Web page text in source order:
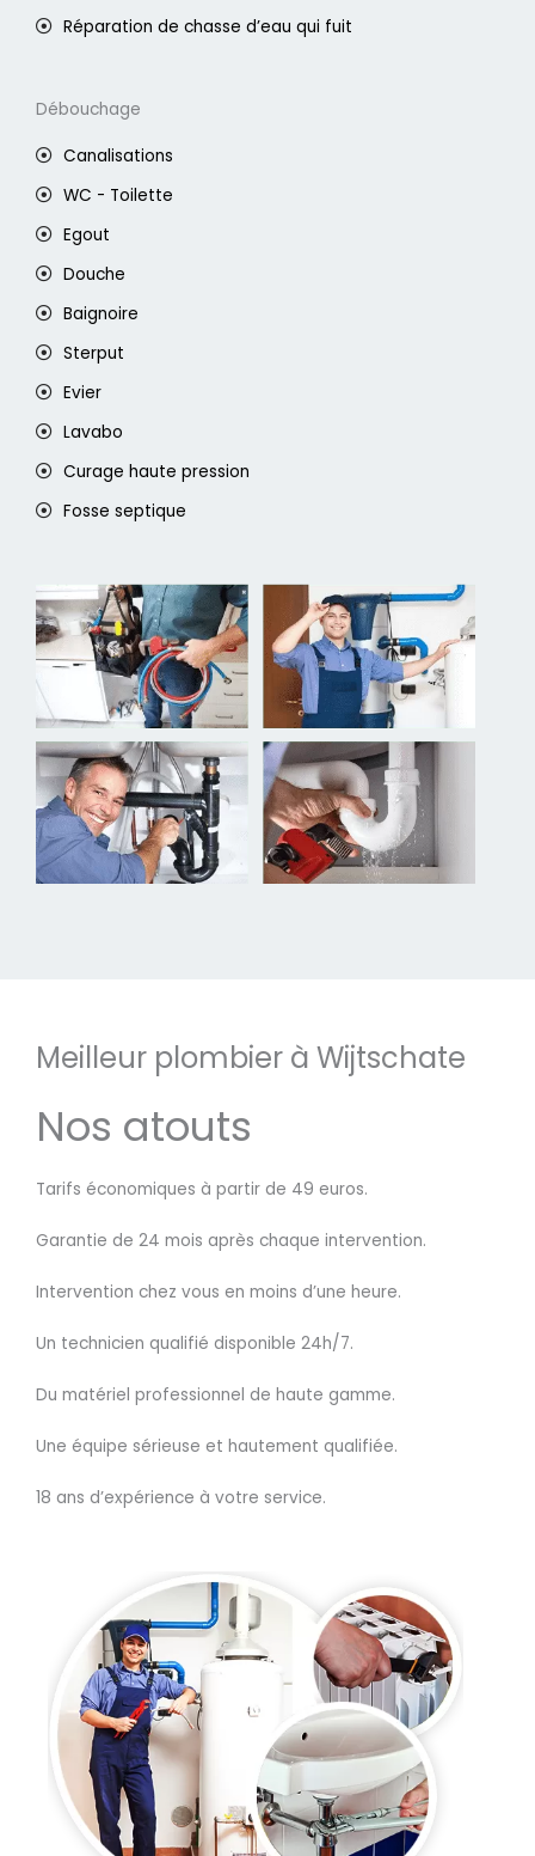
Réparation de chasse d’eau qui fuit
Débouchage
Canalisations
WC - Toilette
Egout
Douche
Baignoire
Sterput
Evier
Lavabo
Curage haute pression
Fosse septique
Meilleur plombier à Wijtschate
Nos atouts
Tarifs économiques à partir de 49 euros.
Garantie de 24 mois après chaque intervention.
Intervention chez vous en moins d’une heure.
Un technicien qualifié disponible 24h/7.
Du matériel professionnel de haute gamme.
Une équipe sérieuse et hautement qualifiée.
18 ans d’expérience à votre service.